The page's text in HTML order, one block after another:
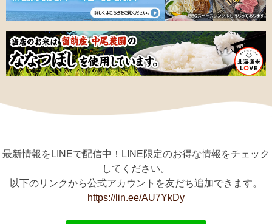
最新情報をLINEで配信中！LINE限定のお得な情報をチェック
してください。
以下のリンクから公式アカウントを友だち追加できます。
https://lin.ee/AU7YkDy